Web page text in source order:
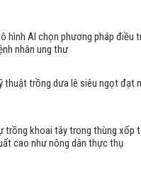
hình AI chọn phương pháp điều
nhân ung thư
thuật trồng dưa lê siêu ngọt đạt
trồng khoai tây trong thùng xốp
cao như nông dân thực thụ